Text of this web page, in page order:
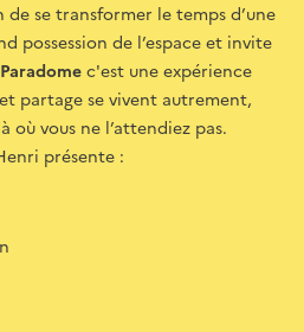
se transformer le temps d’une
possession de l’espace et invite
Paradomec'est une expérience
partage se vivent autrement,
vous ne l’attendiez pas.
présente :